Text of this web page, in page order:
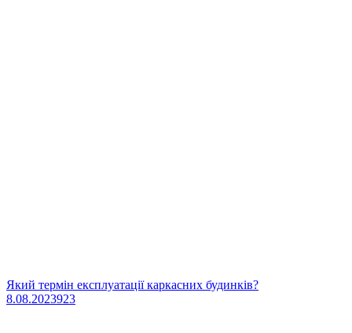
Який термін експлуатації каркасних будинків?
8.08.2023923